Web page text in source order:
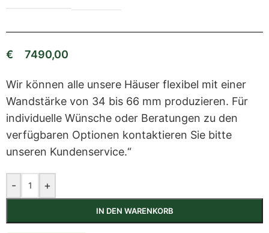
€ 7490,00
Wir können alle unsere Häuser flexibel mit einer
Wandstärke von 34 bis 66 mm produzieren. Für
individuelle Wünsche oder Beratungen zu den
verfügbaren Optionen kontaktieren Sie bitte
unseren Kundenservice.“
- +
IN DEN WARENKORB